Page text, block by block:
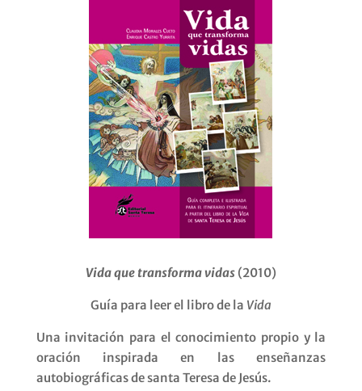
Vida que transforma vidas(2010)
Guía para leer el libro de la Vida
Una invitación para el conocimiento propio y la
oración inspirada en las enseñanzas
autobiográficas de santa Teresa de Jesús.